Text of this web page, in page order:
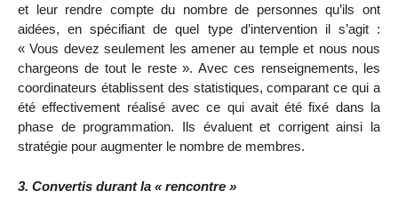
et leur rendre compte du nombre de personnes qu’ils ont
aidées, en spécifiant de quel type d’intervention il s’agit :
« Vous devez seulement les amener au temple et nous nous
chargeons de tout le reste ». Avec ces renseignements, les
coordinateurs établissent des statistiques, comparant ce qui a
été effectivement réalisé avec ce qui avait été fixé dans la
phase de programmation. Ils évaluent et corrigent ainsi la
stratégie pour augmenter le nombre de membres.
3. Convertis durant la « rencontre »